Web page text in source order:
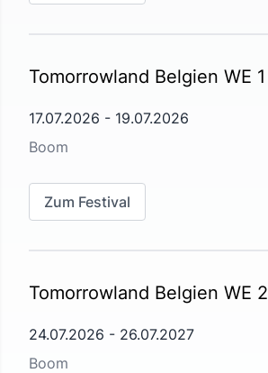
Tomorrowland Belgien WE 1
17.07.2026 - 19.07.2026
Boom
Zum Festival
Tomorrowland Belgien WE 2
24.07.2026 - 26.07.2027
Boom